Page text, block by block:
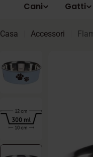
Cani Gatti
Casa Accessori